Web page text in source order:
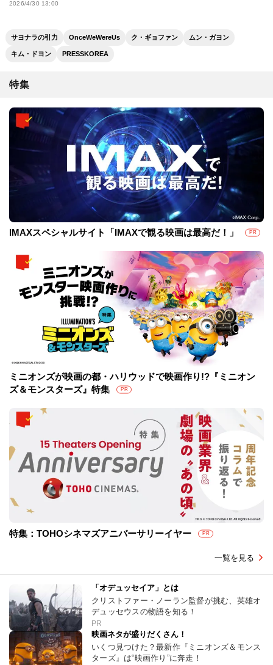
ディ
2026/4/30 13:00
サヨナラの引力 OnceWeWereUs ク・ギョファン ムン・ガヨン
キム・ドヨン PRESSKOREA
特集
IMAXスペシャルサイト「IMAXで観る映画は最高だ！」 PR
ミニオンズが映画の都・ハリウッドで映画作り!?『ミニオン
ズ＆モンスターズ』特集
PR
特集：TOHOシネマズアニバーサリーイヤー PR
一覧を見る
「オデュッセイア」とは
クリストファー・ノーラン監督が挑む、英雄オ
デュッセウスの物語を知る！
PR
映画ネタが盛りだくさん！
いくつ見つけた？最新作『ミニオンズ＆モンス
ターズ』は“映画作り”に奔走！